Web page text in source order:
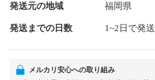
発送元の地域 福岡県
発送までの日数 1~2日で発送
メルカリ安心への取り組み